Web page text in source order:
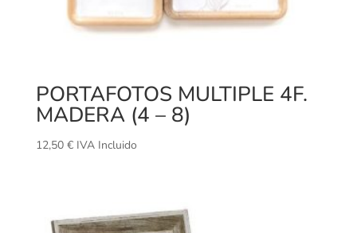
PORTAFOTOS MULTIPLE 4F.
MADERA (4 – 8)
12,50 € IVA Incluido